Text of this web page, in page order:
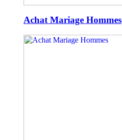
Achat Mariage Hommes